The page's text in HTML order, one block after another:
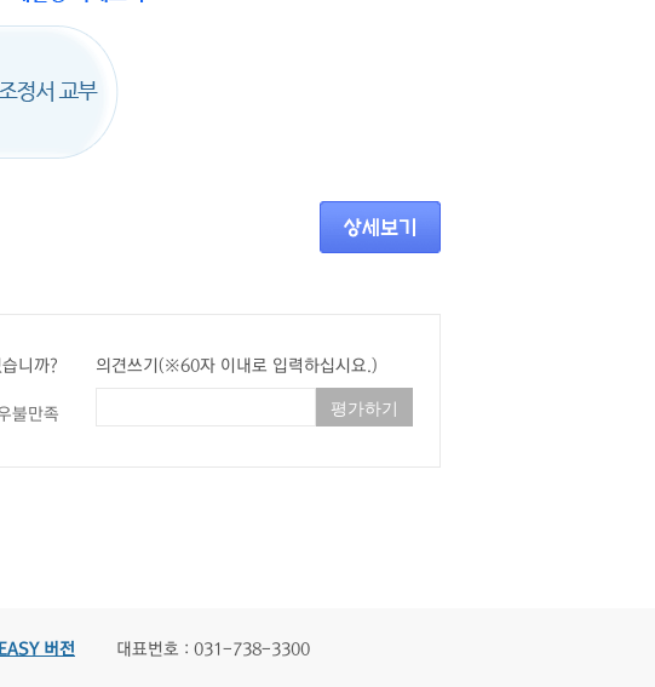
니까?
불만족
의견쓰기(※60자 이내로 입력하십시요.)
버전 대표번호 : 031-738-3300